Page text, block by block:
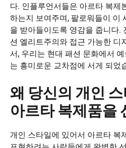
다. 인플루언서들은 아르타 복제
하는지 보여주며, 팔로워들이 이
을 받아들이도록 영감을 줍니다.
션 엘리트주의와 접근 가능한 디
서, 우리는 현대 패션 문화에서
는 흥미로운 교차점에 서게 되었
왜 당신의 개인
아르타 복제품을
개인 스타일에 있어서 아르타 복